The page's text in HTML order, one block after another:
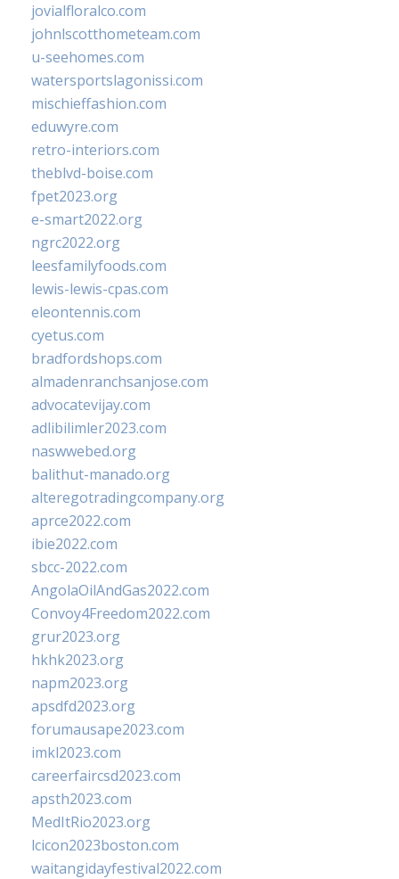
jovialfloralco.com
johnlscotthometeam.com
u-seehomes.com
watersportslagonissi.com
mischieffashion.com
eduwyre.com
retro-interiors.com
theblvd-boise.com
fpet2023.org
e-smart2022.org
ngrc2022.org
leesfamilyfoods.com
lewis-lewis-cpas.com
eleontennis.com
cyetus.com
bradfordshops.com
almadenranchsanjose.com
advocatevijay.com
adlibilimler2023.com
naswwebed.org
balithut-manado.org
alteregotradingcompany.org
aprce2022.com
ibie2022.com
sbcc-2022.com
AngolaOilAndGas2022.com
Convoy4Freedom2022.com
grur2023.org
hkhk2023.org
napm2023.org
apsdfd2023.org
forumausape2023.com
imkl2023.com
careerfaircsd2023.com
apsth2023.com
MedItRio2023.org
lcicon2023boston.com
waitangidayfestival2022.com